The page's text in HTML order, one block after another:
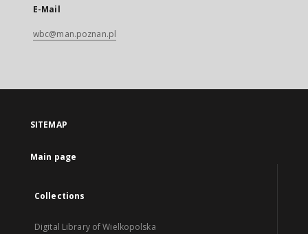
E-Mail
wbc@man.poznan.pl
SITEMAP
Main page
Collections
Digital Library of Wielkopolska